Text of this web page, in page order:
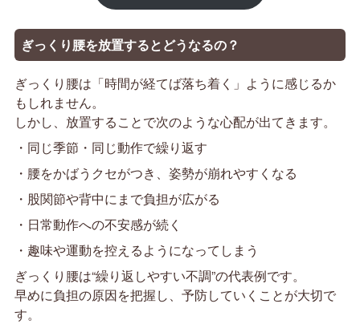
ぎっくり腰を放置するとどうなるの？
ぎっくり腰は「時間が経てば落ち着く」ように感じるか
もしれません。
しかし、放置することで次のような心配が出てきます。
・同じ季節・同じ動作で繰り返す
・腰をかばうクセがつき、姿勢が崩れやすくなる
・股関節や背中にまで負担が広がる
・日常動作への不安感が続く
・趣味や運動を控えるようになってしまう
ぎっくり腰は“繰り返しやすい不調”の代表例です。
早めに負担の原因を把握し、予防していくことが大切で
す。